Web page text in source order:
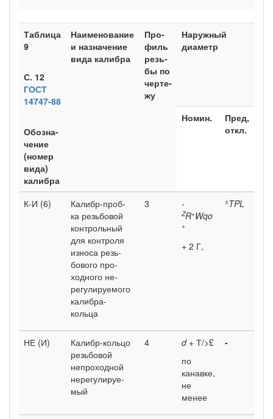
Таблица
9
С. 12
ГОСТ
14747-88
Обозна­
чение
(номер
вида)
калибра
Наименова­ние
и наз­начение
ви­да калибра
Про­
филь
резь­
бы по
черте­
жу
Наружный
диаметр
Номин.
Пред,
откл.
К-И (6)
Калибр-проб-
ка резьбовой
контрольный
для контроля
износа резь­
бового про­
ходного не­
регулируемо­го
калибра-
кольца
3 -
ZR+Wqo
+
+ 2 Г,
±TPL
НЕ (И)
Калибр-коль­цо
резьбовой
непроходной
нерегулируе­
мый
4 d+ Т/>£
по
канавке,
не
менее
-